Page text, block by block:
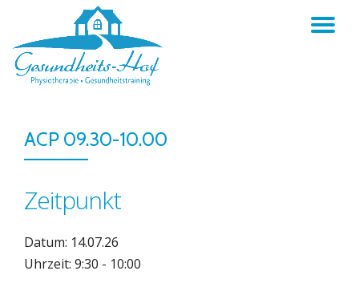
content
ACP 09.30-10.00
Zeitpunkt
Datum: 14.07.26
Uhrzeit: 9:30 - 10:00